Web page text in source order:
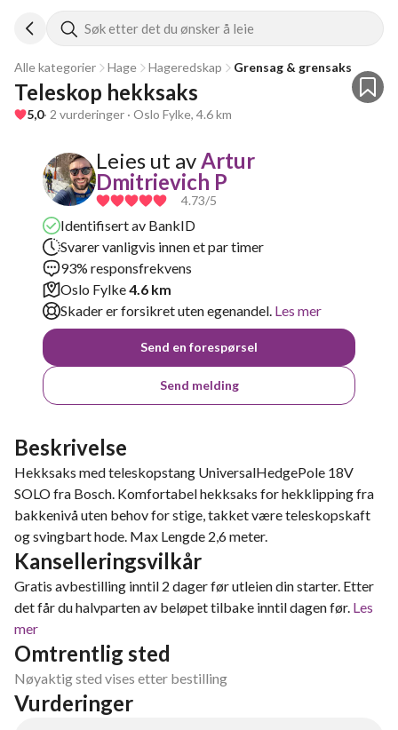
Søk etter det du ønsker å leie
Alle kategorier Hage Hageredskap Grensag & grensaks
Teleskop hekksaks
5,0· 2 vurderinger · Oslo Fylke, 4.6 km
Leies ut avArtur
Dmitrievich P
4.73/5
Identifisert av BankID
Svarer vanligvis innen et par timer
93% responsfrekvens
Oslo Fylke4.6 km
Skader er forsikret uten egenandel. Les mer
Send en forespørsel
Send melding
Beskrivelse
Hekksaks med teleskopstang UniversalHedgePole 18V
SOLO fra Bosch. Komfortabel hekksaks for hekklipping fra
bakkenivå uten behov for stige, takket være teleskopskaft
og svingbart hode. Max Lengde 2,6 meter.
Kanselleringsvilkår
Gratis avbestilling inntil 2 dager før utleien din starter. Etter
det får du halvparten av beløpet tilbake inntil dagen før. Les
mer
Omtrentlig sted
Nøyaktig sted vises etter bestilling
Vurderinger